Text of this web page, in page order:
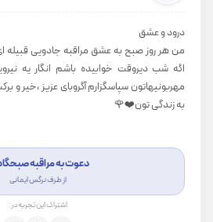
درود و عشق
من هر روز صبح به عشق مراقبه جادویی قبیله
اگه شب دیروقت خوابیده باشم انگار یه
مهربونیهاتون سپاسگزارم آگروبای عزیز ،خیر و
به زندگی تون❤️🌹
دعوت به مراقبه
از طرف نرگس ایمانی
اشتراک این تجربه در: